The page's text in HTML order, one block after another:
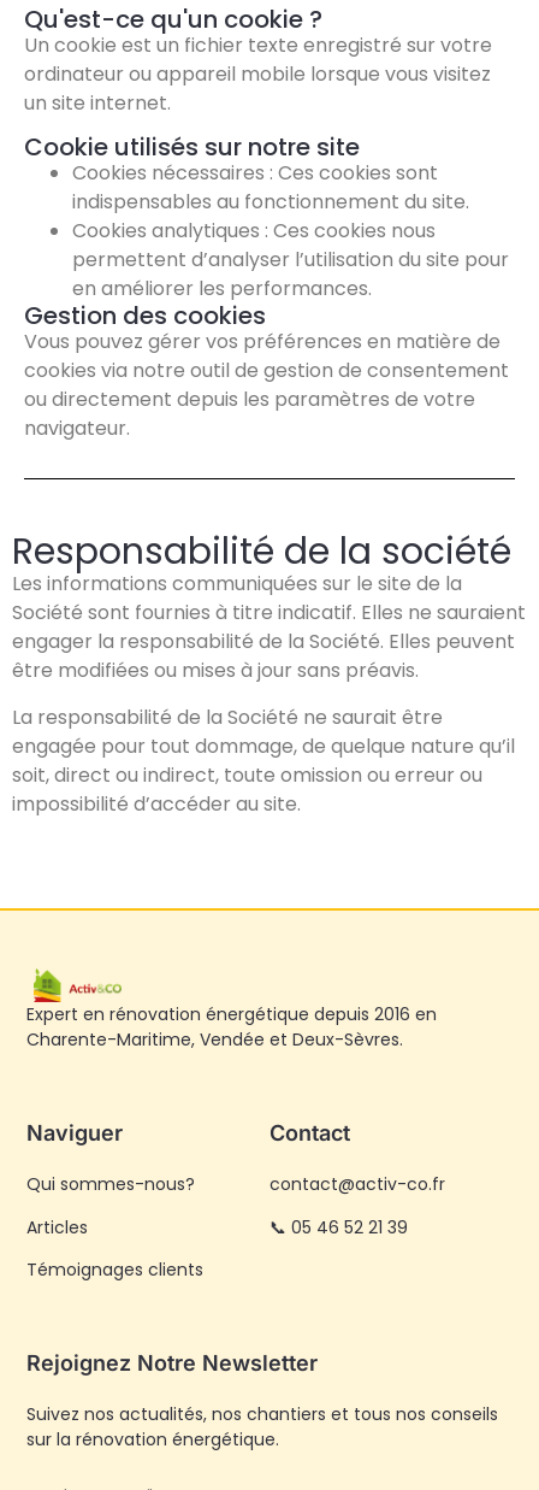
Qu'est-ce qu'un cookie ?
Un cookie est un fichier texte enregistré sur votre
ordinateur ou appareil mobile lorsque vous visitez
un site internet.
Cookie utilisés sur notre site
Cookies nécessaires : Ces cookies sont
indispensables au fonctionnement du site.
Cookies analytiques : Ces cookies nous
permettent d’analyser l’utilisation du site pour
en améliorer les performances.
Gestion des cookies
Vous pouvez gérer vos préférences en matière de
cookies via notre outil de gestion de consentement
ou directement depuis les paramètres de votre
navigateur.
Responsabilité de la société
Les informations communiquées sur le site de la
Société sont fournies à titre indicatif. Elles ne sauraient
engager la responsabilité de la Société. Elles peuvent
être modifiées ou mises à jour sans préavis.
La responsabilité de la Société ne saurait être
engagée pour tout dommage, de quelque nature qu’il
soit, direct ou indirect, toute omission ou erreur ou
impossibilité d’accéder au site.
Expert en rénovation énergétique depuis 2016 en
Charente-Maritime, Vendée et Deux-Sèvres.
Naviguer
Qui sommes-nous?
Articles
Témoignages clients
Contact
contact@activ-co.fr
📞 05 46 52 21 39
Rejoignez Notre Newsletter
Suivez nos actualités, nos chantiers et tous nos conseils
sur la rénovation énergétique.